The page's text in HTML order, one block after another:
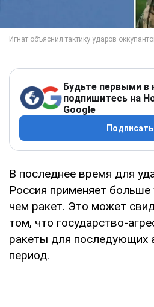
Будьте первыми в
подпишитесь на
Google
В последнее время для
Россия применяет
чем ракет. Это может
том, что государство-
ракеты для последующих
период.